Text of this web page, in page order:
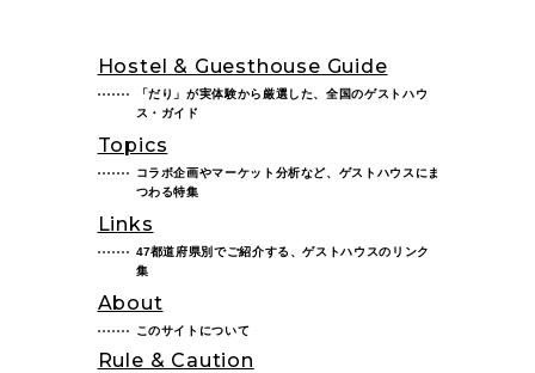
Hostel & Guesthouse Guide
「だり」が実体験から厳選した、全国のゲストハウ
ス・ガイド
Topics
コラボ企画やマーケット分析など、ゲストハウスにま
つわる特集
Links
47都道府県別でご紹介する、ゲストハウスのリンク
集
About
このサイトについて
Rule & Caution